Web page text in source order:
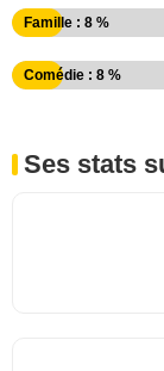
Famille : 8 %
Comédie : 8 %
Ses stats